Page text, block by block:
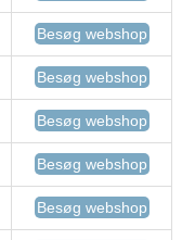
Besøg webshop
Besøg webshop
Besøg webshop
Besøg webshop
Besøg webshop